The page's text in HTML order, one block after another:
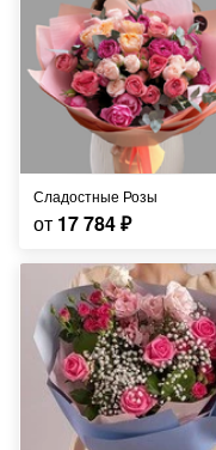
Сладостные Розы
от 17 784₽